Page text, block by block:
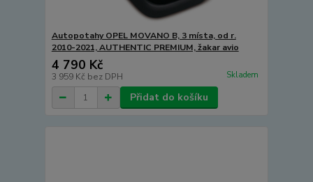
Autopotahy OPEL MOVANO B, 3 místa, od r.
2010-2021, AUTHENTIC PREMIUM, žakar avio
4 790 Kč
3 959 Kč bez DPH Skladem
Přidat do košíku